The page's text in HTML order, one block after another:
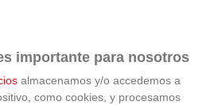
importante para nosotros
almacenamos y/o accedemos a
como cookies, y procesamos